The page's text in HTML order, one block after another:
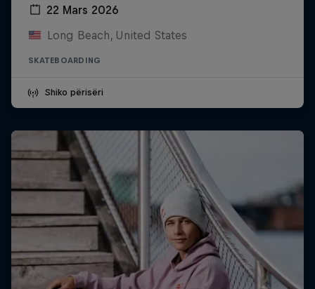
22 Mars 2026
Long Beach, United States
SKATEBOARDING
Shiko përisëri